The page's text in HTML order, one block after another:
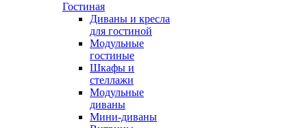
Гостиная
Диваны и кресла
для гостиной
Модульные
гостиные
Шкафы и
стеллажи
Модульные
диваны
Мини-диваны